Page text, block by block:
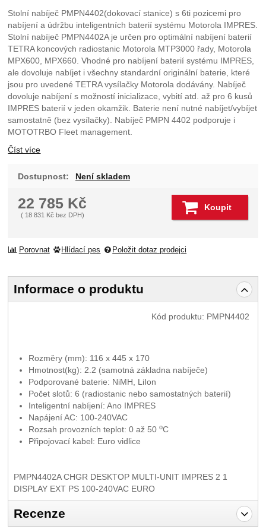
Stolní nabíječ PMPN4402(dokovací stanice) s 6ti pozicemi pro
nabíjení a údržbu inteligentních baterií systému Motorola IMPRES.
Stolní nabíječ PMPN4402A je určen pro optimální nabíjení baterií
TETRA koncových radiostanic Motorola MTP3000 řady, Motorola
MPX600, MPX660. Vhodné pro nabíjení baterií systému IMPRES,
ale dovoluje nabíjet i všechny standardní originální baterie, které
jsou pro uvedené TETRA vysílačky Motorola dodávány. Nabíječ
dovoluje nabíjení s možností inicializace, vybití atd. až pro 6 kusů
IMPRES baterií v jeden okamžik. Baterie není nutné nabíjet/vybíjet
samostatně (bez vysílačky). Nabíječ PMPN 4402 podporuje i
MOTOTRBO Fleet management.
Číst více
Dostupnost: Není skladem
22 785 Kč
(18 831 Kč bez DPH)
Koupit
Porovnat Hlídací pes Položit dotaz prodejci
Informace o produktu
Kód produktu: PMPN4402
Rozměry (mm): 116 x 445 x 170
Hmotnost(kg): 2.2 (samotná základna nabíječe)
Podporované baterie: NiMH, LiIon
Počet slotů: 6 (radiostanic nebo samostatných baterií)
Inteligentní nabíjení: Ano IMPRES
Napájení AC: 100-240VAC
Rozsah provozních teplot: 0 až 50 oC
Připojovací kabel: Euro vidlice
PMPN4402A CHGR DESKTOP MULTI-UNIT IMPRES 2 1
DISPLAY EXT PS 100-240VAC EURO
Recenze